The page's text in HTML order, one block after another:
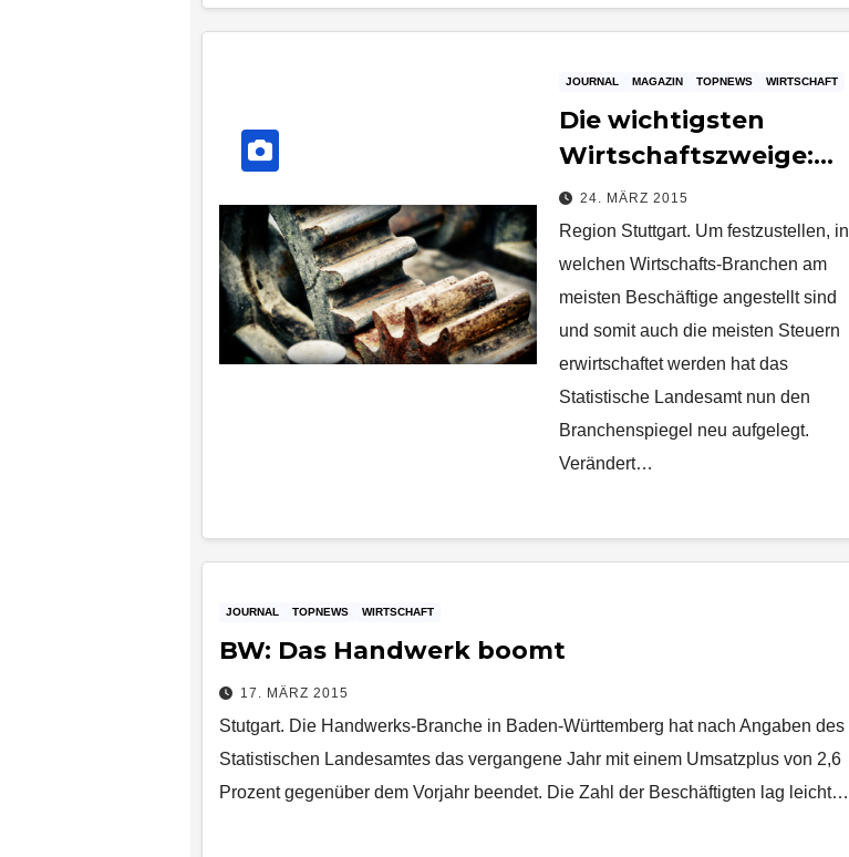
JOURNAL MAGAZIN TOPNEWS WIRTSCHAFT
Die wichtigsten
Wirtschaftszweige:
Damit verdient die
Region ihr Geld
24. MÄRZ 2015
Region Stuttgart. Um festzustellen, in
welchen Wirtschafts-Branchen am
meisten Beschäftige angestellt sind
und somit auch die meisten Steuern
erwirtschaftet werden hat das
Statistische Landesamt nun den
Branchenspiegel neu aufgelegt.
Verändert…
JOURNAL TOPNEWS WIRTSCHAFT
BW: Das Handwerk boomt
17. MÄRZ 2015
Stutgart. Die Handwerks-Branche in Baden‑Württemberg hat nach Angaben des
Statistischen Landesamtes das vergangene Jahr mit einem Umsatzplus von 2,6
Prozent gegenüber dem Vorjahr beendet. Die Zahl der Beschäftigten lag leicht…